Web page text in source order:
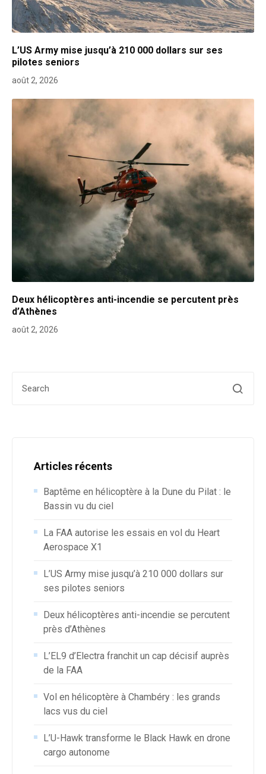
L’US Army mise jusqu’à 210 000 dollars sur ses
pilotes seniors
août 2, 2026
Deux hélicoptères anti-incendie se percutent près
d’Athènes
août 2, 2026
Articles récents
Baptême en hélicoptère à la Dune du Pilat : le
Bassin vu du ciel
La FAA autorise les essais en vol du Heart
Aerospace X1
L’US Army mise jusqu’à 210 000 dollars sur
ses pilotes seniors
Deux hélicoptères anti-incendie se percutent
près d’Athènes
L’EL9 d’Electra franchit un cap décisif auprès
de la FAA
Vol en hélicoptère à Chambéry : les grands
lacs vus du ciel
L’U-Hawk transforme le Black Hawk en drone
cargo autonome